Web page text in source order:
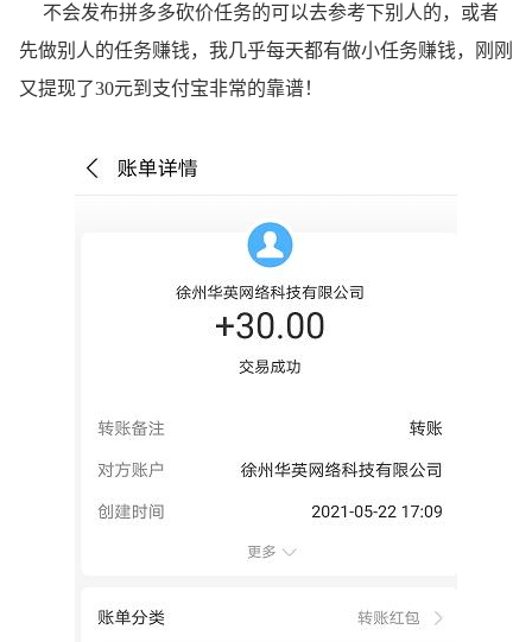
不会发布拼多多砍价任务的可以去参考下别人的，或者
先做别人的任务赚钱，我几乎每天都有做小任务赚钱，刚刚
又提现了30元到支付宝非常的靠谱！